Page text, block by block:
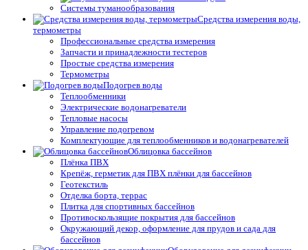
Системы туманообразования
Средства измерения воды,
термометры
Профессиональные средства измерения
Запчасти и принадлежности тестеров
Простые средства измерения
Термометры
Подогрев воды
Теплообменники
Электрические водонагреватели
Тепловые насосы
Управление подогревом
Комплектующие для теплообменников и водонагревателей
Облицовка бассейнов
Плёнка ПВХ
Крепёж, герметик для ПВХ плёнки для бассейнов
Геотекстиль
Отделка борта, террас
Плитка для спортивных бассейнов
Противоскользящие покрытия для бассейнов
Окружающий декор, оформление для прудов и сада для
бассейнов